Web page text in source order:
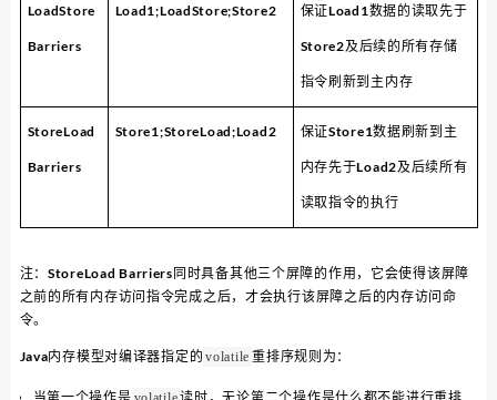
LoadStore
Barriers
Load1;LoadStore;Store2 保证Load1数据的读取先于
Store2及后续的所有存储
指令刷新到主内存
StoreLoad
Barriers
Store1;StoreLoad;Load2 保证Store1数据刷新到主
内存先于Load2及后续所有
读取指令的执行
注：StoreLoad Barriers同时具备其他三个屏障的作用，它会使得该屏障
之前的所有内存访问指令完成之后，才会执行该屏障之后的内存访问命
令。
Java内存模型对编译器指定的volatile 重排序规则为：